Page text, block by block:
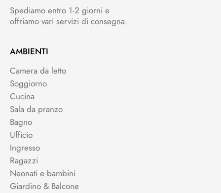
Spediamo entro 1-2 giorni e
offriamo vari servizi di consegna.
AMBIENTI
Camera da letto
Soggiorno
Cucina
Sala da pranzo
Bagno
Ufficio
Ingresso
Ragazzi
Neonati e bambini
Giardino & Balcone